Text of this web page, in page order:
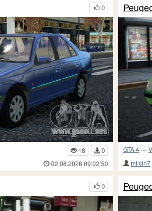
0
18
0
02.08.2026 09:02:50
GTA 4—
milcin7
0